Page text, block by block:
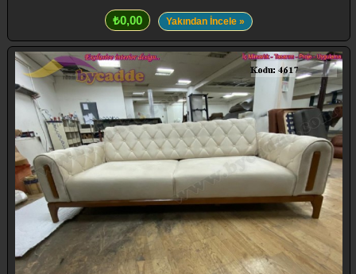
₺0,00 Yakından İncele »